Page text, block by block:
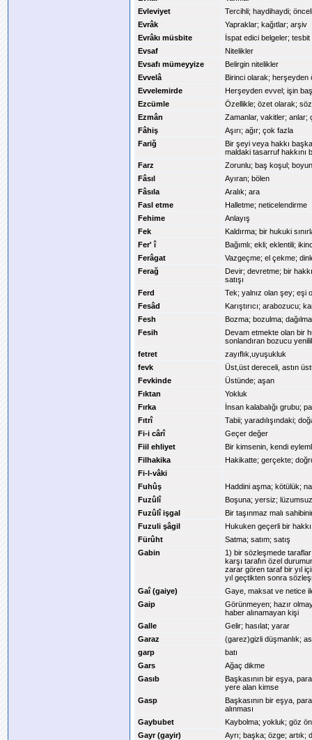
Evleviyet
Tercihli; haydihaydi;
Evrâk
Yapraklar; kağıtlar; arşiv
Evrâkı müsbite
İspat edici belgeler;
Evsaf
Nitelikler
Evsafı mümeyyize
Belirgin nitelikler
Evvelâ
Birinci olarak; herşeyden
Evvelemirde
Herşeyden evvel; işin
Ezcümle
Özellikle; özet olarak;
Ezmân
Zamanlar, vakitler; anlar;
Fâhiş
Aşırı; ağır; çok fazla
Fariğ
Bir şeyi veya hakkı
maldaki tasarruf hakkını
Farz
Zorunlu; baş koşul;
Fâsıl
Ayıran; bölen
Fâsıla
Aralık; ara
Fasl etme
Halletme; neticelendirme
Fehime
Anlayış
Fek
Kaldırma; bir hukuki
Fer' î
Bağımlı; ekli; eklentili;
Ferâgat
Vazgeçme; el çekme;
Ferağ
Devir; devretme; bir
satışı
Ferd
Tek; yalnız olan şey; eşi
Fesâd
Karıştırıcı; arabozucu;
Fesh
Bozma; bozulma;
Fesih
Devam etmekte olan bir
sonlandıran bozucu
fetret
zayıflık,uyuşukluk
fevk
Üst,üst dereceli, astın
Fevkinde
Üstünde; aşan
Fıktan
Yokluk
Fırka
İnsan kalabalığı grubu;
Fıtrî
Tabii; yaradılışındaki;
Fi-i cârî
Geçer değer
Fiil ehliyet
Bir kimsenin, kendi
Filhakika
Hakikatte; gerçekte;
Fi-l-vâki
Fuhûş
Haddini aşma; kötülük;
Fuzûlî
Boşuna; yersiz;
Fuzûlî işgal
Bir taşınmaz malı
Fuzuli şâgil
Hukuken geçerli bir
Fürûht
Satma; satım; satış
Gabin
1) bir sözleşmede
karşı tarafın özel
zarar gören taraf bir yıl
yıl geçtikten sonra
Gaî (gaiye)
Gaye, maksat ve netice
Gaip
Görünmeyen; hazır
haber alınamayan kişi
Galle
Gelir; hasılat; yarar
Garaz
(garez)gizli düşmanlık;
garp
batı
Gars
Ağaç dikme
Gasıb
Başkasının bir eşya,
yere alan kimse
Gasp
Başkasının bir eşya,
alınması
Gaybubet
Kaybolma; yokluk; göz
Gayr (gayir)
Ayrı; başka; özge; artık;